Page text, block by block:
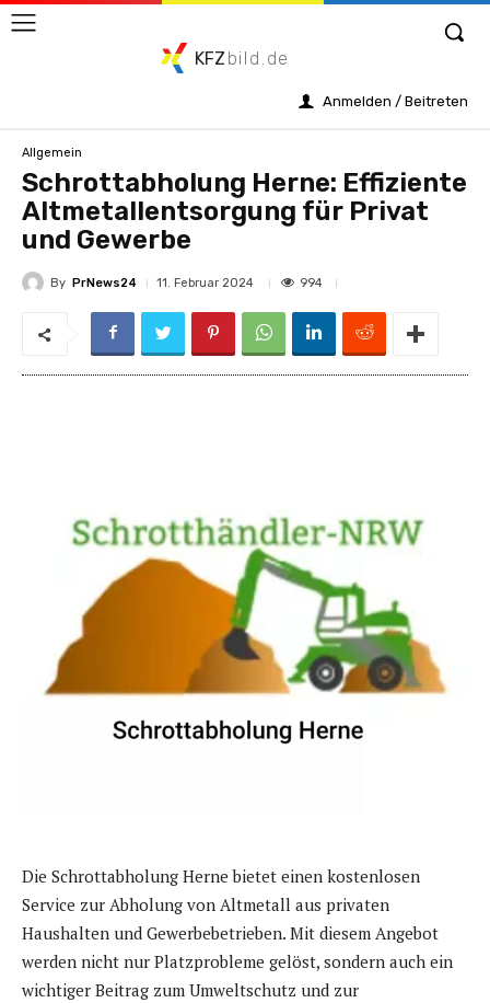
KFZ bild.de
Anmelden / Beitreten
Allgemein
Schrottabholung Herne: Effiziente
Altmetallentsorgung für Privat
und Gewerbe
By PrNews24 11. Februar 2024 994
Die Schrottabholung Herne bietet einen kostenlosen
Service zur Abholung von Altmetall aus privaten
Haushalten und Gewerbebetrieben. Mit diesem Angebot
werden nicht nur Platzprobleme gelöst, sondern auch ein
wichtiger Beitrag zum Umweltschutz und zur